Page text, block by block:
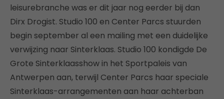
leisurebranche was er dit jaar nog eerder bij dan
Dirx Drogist. Studio 100 en Center Parcs stuurden
begin september al een mailing met een duidelijke
verwijzing naar Sinterklaas. Studio 100 kondigde De
Grote Sinterklaasshow in het Sportpaleis van
Antwerpen aan, terwijl Center Parcs haar speciale
Sinterklaas-arrangementen aan haar achterban